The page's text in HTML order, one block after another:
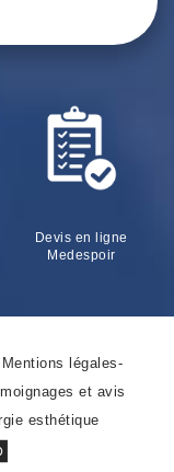
Devis en ligne
Medespoir
Mentions légales-
et avis
esthétique